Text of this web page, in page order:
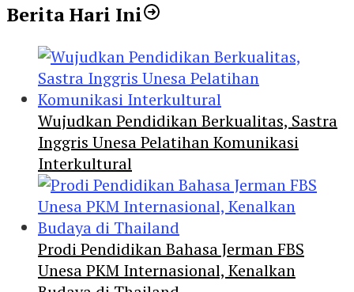
Berita Hari Ini
Wujudkan Pendidikan Berkualitas, Sastra
Inggris Unesa Pelatihan Komunikasi
Interkultural
Prodi Pendidikan Bahasa Jerman FBS
Unesa PKM Internasional, Kenalkan